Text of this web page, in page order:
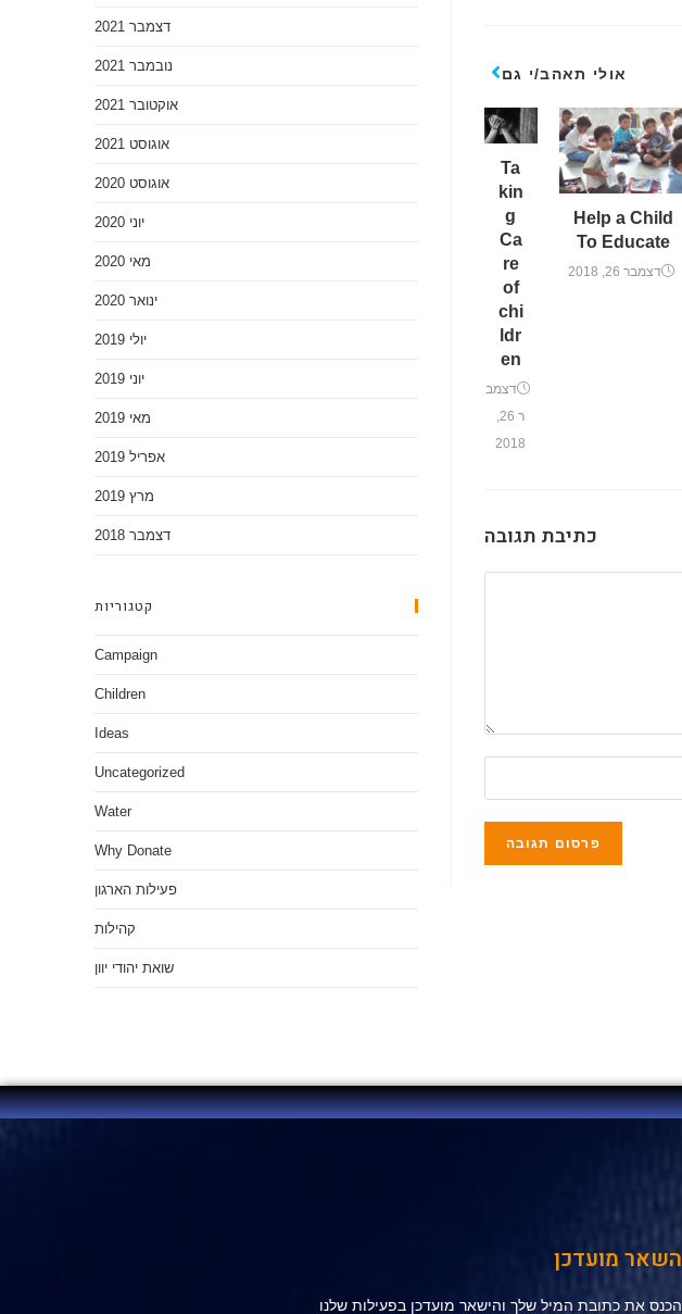
אולי תאהב/י גם
Ta
kin
g
Ca
re
of
chi
ldr
en
דצמב
ר 26,
2018
Help a Child
To Educate
דצמבר 26, 2018
כתיבת תגובה
דצמבר 2021
נובמבר 2021
אוקטובר 2021
אוגוסט 2021
אוגוסט 2020
יוני 2020
מאי 2020
ינואר 2020
יולי 2019
יוני 2019
מאי 2019
אפריל 2019
מרץ 2019
דצמבר 2018
קטגוריות
Campaign
Children
Ideas
Uncategorized
Water
Why Donate
פעילות הארגון
קהילות
שואת יהודי יוון
השאר מועדכן
הכנס את כתובת המיל שלך והישאר מועדכן בפעילות שלנו